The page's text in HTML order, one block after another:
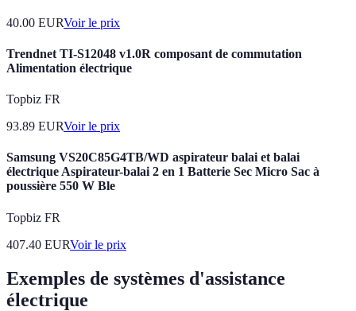
40.00 EURVoir le prix
Trendnet TI-S12048 v1.0R composant de commutation
Alimentation électrique
Topbiz FR
93.89 EURVoir le prix
Samsung VS20C85G4TB/WD aspirateur balai et balai
électrique Aspirateur-balai 2 en 1 Batterie Sec Micro Sac à
poussière 550 W Ble
Topbiz FR
407.40 EURVoir le prix
Exemples de systèmes d'assistance
électrique